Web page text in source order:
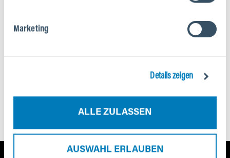
Marketing
Details zeigen
ALLE ZULASSEN
AUSWAHL ERLAUBEN
Finde den nächsten NOX Händler oder Servicepartner